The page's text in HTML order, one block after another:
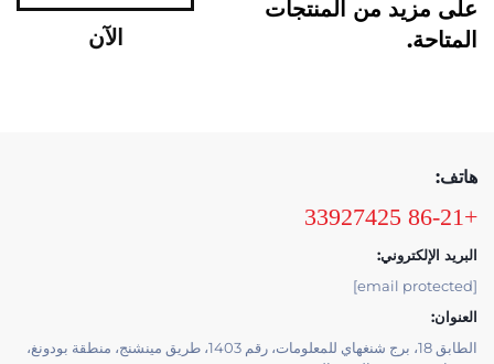
على مزيد من المنتجات
المتاحة.
الآن
هاتف:
+86-21 33927425
البريد الإلكتروني:
[email protected]
العنوان:
الطابق 18، برج شنغهاي للمعلومات، رقم 1403، طريق مينشنج، منطقة بودونغ،